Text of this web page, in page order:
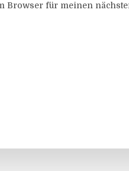
Browser für meinen